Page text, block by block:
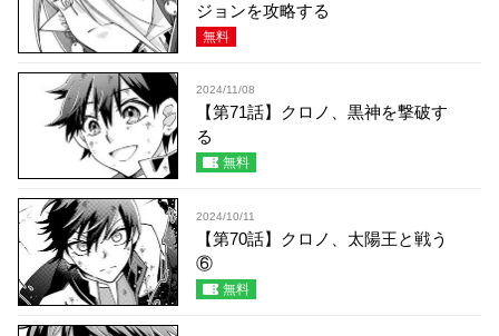
ジョンを攻略する
無料
2024/11/08
【第71話】クロノ、黒神を撃破す
る
無料
2024/10/11
【第70話】クロノ、太陽王と戦う
⑥
無料